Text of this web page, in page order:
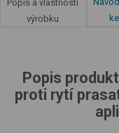
Popis a vlastnosti
výrobku
Popis
proti rytí